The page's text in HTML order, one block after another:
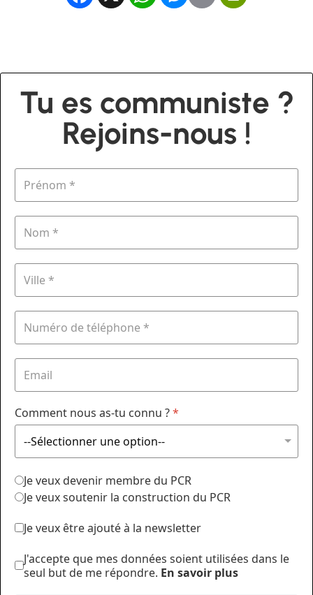
Tu es communiste ?
Rejoins-nous !
Comment nous as-tu connu ?*
Je veux devenir membre du PCR
Je veux soutenir la construction du PCR
Je veux être ajouté à la newsletter
J'accepte que mes données soient utilisées dans le
seul but de me répondre. En savoir plus